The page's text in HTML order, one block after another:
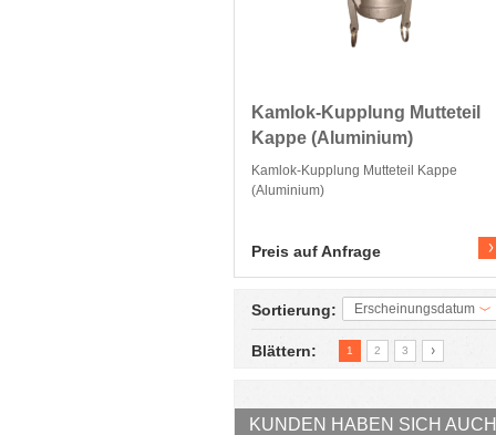
Kamlok-Kupplung Mutteteil
Kappe (Aluminium)
Kamlok-Kupplung Mutteteil Kappe
(Aluminium)
Preis auf Anfrage
Sortierung: Erscheinungsdatum
Blättern: 1 2 3
KUNDEN HABEN SICH AUCH